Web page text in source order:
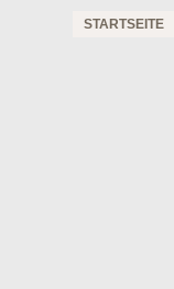
STARTSEITE